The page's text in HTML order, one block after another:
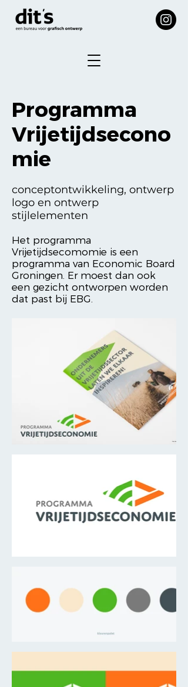
Programma
Vrijetijdsecono
mie
conceptontwikkeling, ontwerp
logo en ontwerp
stijlelementen
Het programma
Vrijetijdsecomomie is een
programma van Economic Board
Groningen. Er moest dan ook
een gezicht ontworpen worden
dat past bij EBG.